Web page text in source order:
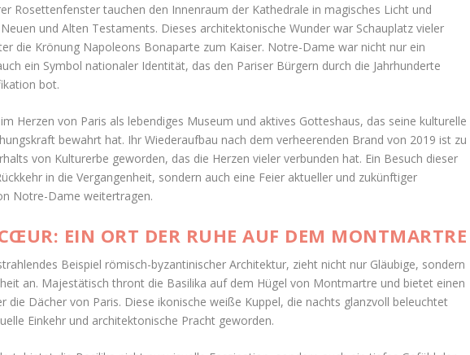
Rosettenfenster tauchen den Innenraum der Kathedrale in magisches Licht und
und Alten Testaments. Dieses architektonische Wunder war Schauplatz vieler
die Krönung Napoleons Bonaparte zum Kaiser. Notre-Dame war nicht nur ein
ein Symbol nationaler Identität, das den Pariser Bürgern durch die Jahrhunderte
bot.
Herzen von Paris als lebendiges Museum und aktives Gotteshaus, das seine kulturelle
bewahrt hat. Ihr Wiederaufbau nach dem verheerenden Brand von 2019 ist zu
von Kulturerbe geworden, das die Herzen vieler verbunden hat. Ein Besuch dieser
in die Vergangenheit, sondern auch eine Feier aktueller und zukünftiger
Notre-Dame weitertragen.
EIN ORT DER RUHE AUF DEM MONTMARTRE
Beispiel römisch-byzantinischer Architektur, zieht nicht nur Gläubige, sondern
an. Majestätisch thront die Basilika auf dem Hügel von Montmartre und bietet einen
die Dächer von Paris. Diese ikonische weiße Kuppel, die nachts glanzvoll beleuchtet
Einkehr und architektonische Pracht geworden.